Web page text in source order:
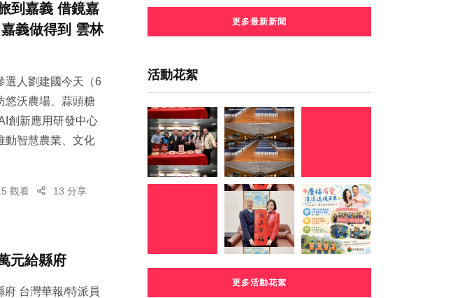
到嘉義 借鏡嘉
義做得到 雲林
選人劉建國今天（6
悠沃農場、蒜頭糖
創新應用研發中心
動智慧農業、文化
觀看 13 分享
元給縣府
台灣華報/特派員
更多最新新聞
活動花絮
更多活動花絮